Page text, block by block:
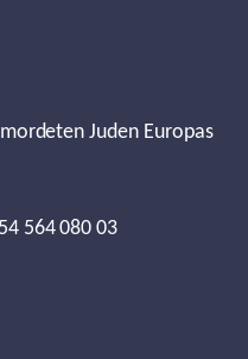
Juden Europas
564 080 03